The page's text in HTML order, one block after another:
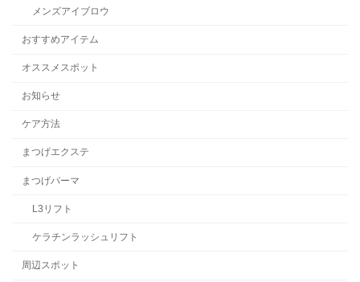
メンズアイブロウ
おすすめアイテム
オススメスポット
お知らせ
ケア方法
まつげエクステ
まつげパーマ
L3リフト
ケラチンラッシュリフト
周辺スポット